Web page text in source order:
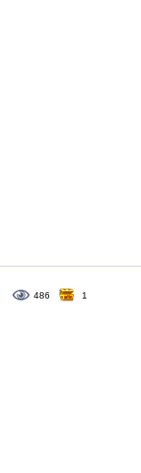
486 1